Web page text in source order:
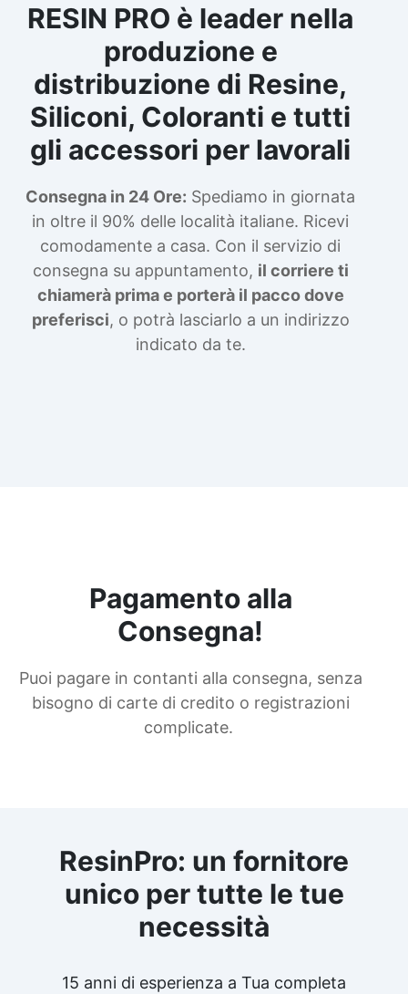
RESIN PRO è leader nella
produzione e
distribuzione di Resine,
Siliconi, Coloranti e tutti
gli accessori per lavorali
Consegna in 24 Ore: Spediamo in giornata
in oltre il 90% delle località italiane. Ricevi
comodamente a casa. Con il servizio di
consegna su appuntamento, il corriere ti
chiamerà prima e porterà il pacco dove
preferisci, o potrà lasciarlo a un indirizzo
indicato da te.
Pagamento alla
Consegna!
Puoi pagare in contanti alla consegna, senza
bisogno di carte di credito o registrazioni
complicate.
ResinPro: un fornitore
unico per tutte le tue
necessità
15 anni di esperienza a Tua completa